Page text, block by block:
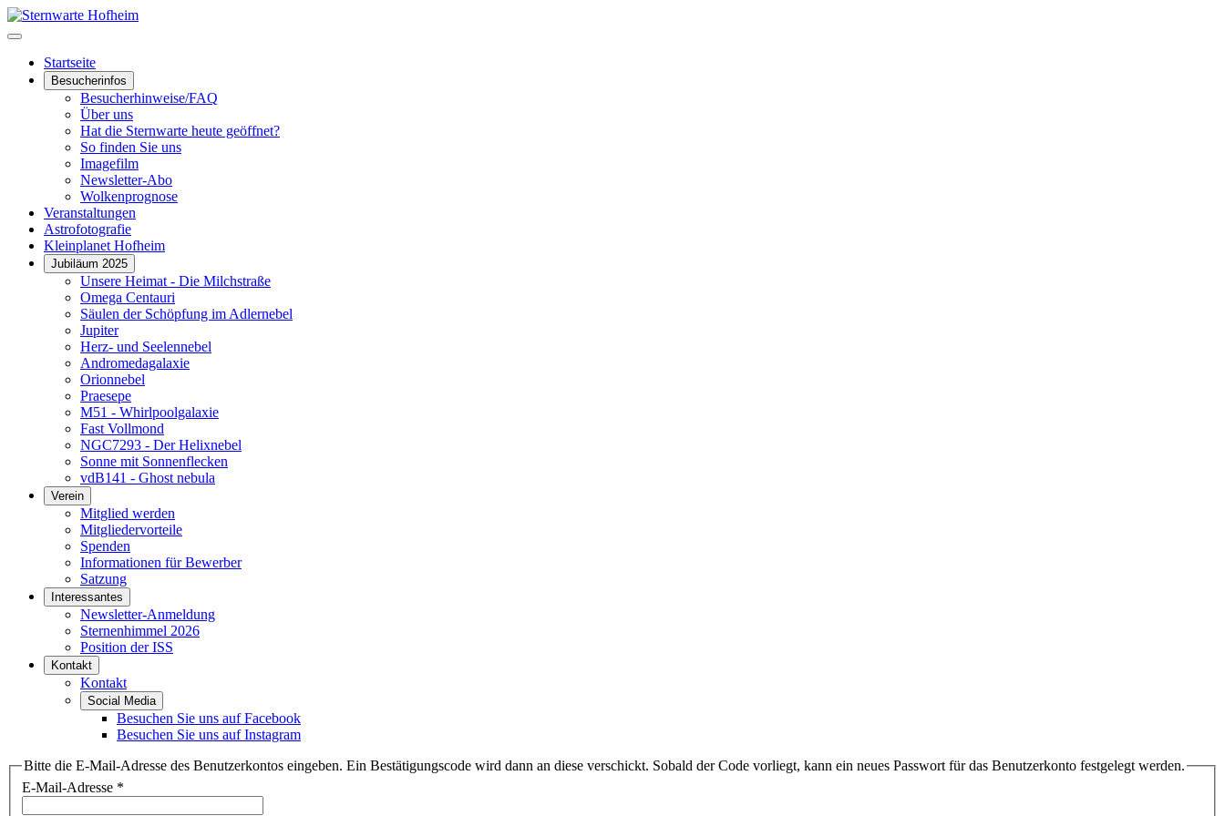
Startseite
Besucherinfos
Besucherhinweise/FAQ
Über uns
Hat die Sternwarte heute geöffnet?
So finden Sie uns
Imagefilm
Newsletter-Abo
Wolkenprognose
Veranstaltungen
Astrofotografie
Kleinplanet Hofheim
Jubiläum 2025
Unsere Heimat - Die Milchstraße
Omega Centauri
Säulen der Schöpfung im Adlernebel
Jupiter
Herz- und Seelennebel
Andromedagalaxie
Orionnebel
Praesepe
M51 - Whirlpoolgalaxie
Fast Vollmond
NGC7293 - Der Helixnebel
Sonne mit Sonnenflecken
vdB141 - Ghost nebula
Verein
Mitglied werden
Mitgliedervorteile
Spenden
Informationen für Bewerber
Satzung
Interessantes
Newsletter-Anmeldung
Sternenhimmel 2026
Position der ISS
Kontakt
Kontakt
Social Media
Besuchen Sie uns auf Facebook
Besuchen Sie uns auf Instagram
Bitte die E-Mail-Adresse des Benutzerkontos eingeben. Ein Bestätigungscode wird dann an diese verschickt. Sobald der Code vorliegt, kann ein neues Passwort für das Benutzerkonto festgelegt werden.
E-Mail-Adresse *